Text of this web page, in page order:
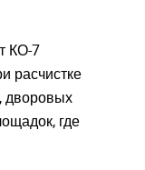
КО-7
расчистке
дворовых
где
пароль
пароль